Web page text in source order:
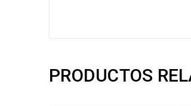
PRODUCTOS